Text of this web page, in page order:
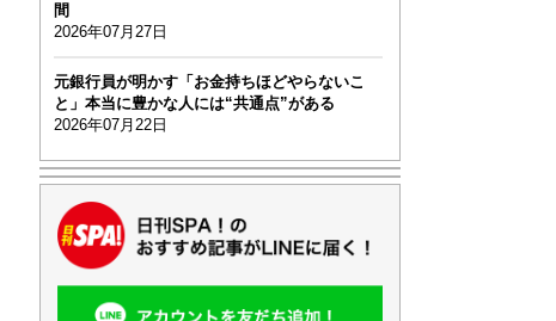
間
2026年07月27日
元銀行員が明かす「お金持ちほどやらないこ
と」本当に豊かな人には“共通点”がある
2026年07月22日